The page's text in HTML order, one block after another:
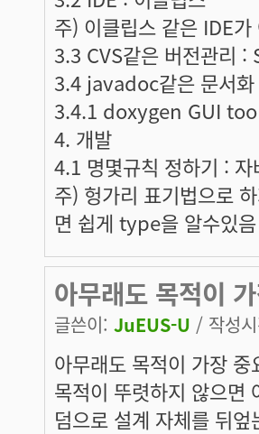
주) 이클립스 같은 IDE
3.3 CVS같은 버전관리
3.4 javadoc같은 문서
3.4.1 doxygen GUI
4. 개발
4.1 명몇규칙 정하기 : 자
주) 헝가리 표기법으로
면 쉽게 type을 알수있음
아무래도 목적이
글쓴이: JuEUS-U / 작성
아무래도 목적이 가장 중
목적이 뚜렷하지 않으면
덤으로 설계 자체를 뒤